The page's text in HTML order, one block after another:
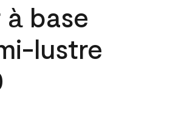
base
lustre